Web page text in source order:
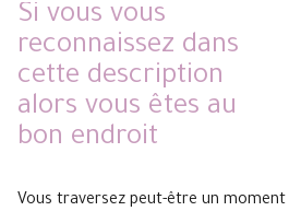
Si vous vous
reconnaissez dans
cette description
alors vous êtes au
bon endroit
Vous traversez peut-être un